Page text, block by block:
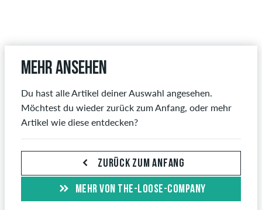
Mehr ansehen
Du hast alle Artikel deiner Auswahl angesehen.
Möchtest du wieder zurück zum Anfang, oder mehr
Artikel wie diese entdecken?
ZURÜCK ZUM ANFANG
MEHR VON THE-LOOSE-COMPANY